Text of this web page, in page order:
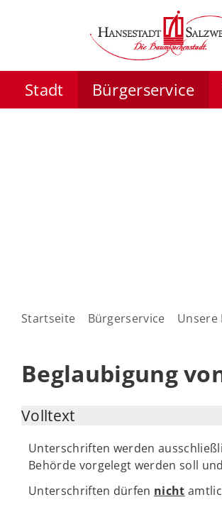
Stadt Bürgerservice
Startseite Bürgerservice Unsere
Beglaubigung
Volltext
Unterschriften werden
Behörde vorgelegt werden soll
Unterschriften dürfen nicht